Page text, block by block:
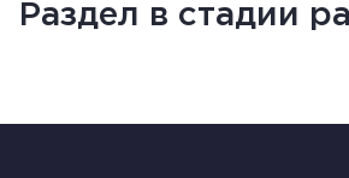
Раздел в стадии